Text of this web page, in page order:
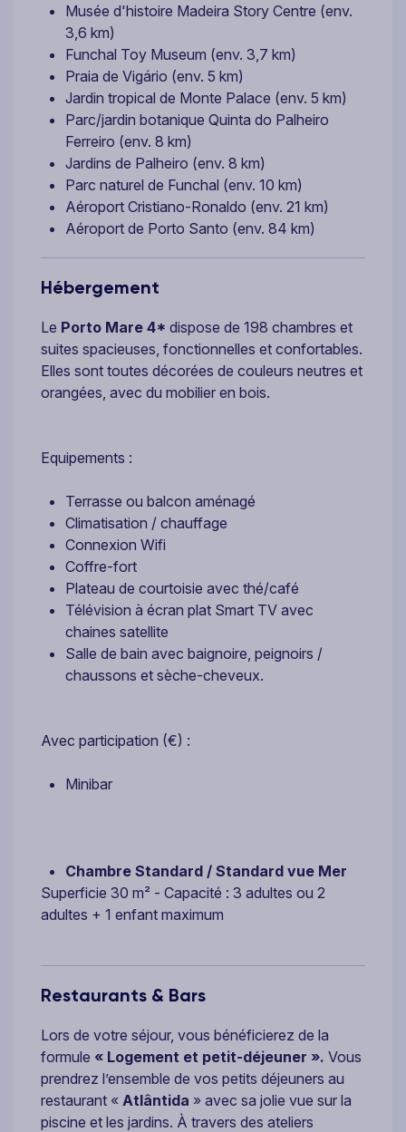
Musée d'histoire Madeira Story Centre (env.
3,6 km)
Funchal Toy Museum (env. 3,7 km)
Praia de Vigário (env. 5 km)
Jardin tropical de Monte Palace (env. 5 km)
Parc/jardin botanique Quinta do Palheiro
Ferreiro (env. 8 km)
Jardins de Palheiro (env. 8 km)
Parc naturel de Funchal (env. 10 km)
Aéroport Cristiano-Ronaldo (env. 21 km)
Aéroport de Porto Santo (env. 84 km)
Hébergement
Le Porto Mare 4* dispose de 198 chambres et
suites spacieuses, fonctionnelles et confortables.
Elles sont toutes décorées de couleurs neutres et
orangées, avec du mobilier en bois.
Equipements :
Terrasse ou balcon aménagé
Climatisation / chauffage
Connexion Wifi
Coffre-fort
Plateau de courtoisie avec thé/café
Télévision à écran plat Smart TV avec
chaines satellite
Salle de bain avec baignoire, peignoirs /
chaussons et sèche-cheveux.
Avec participation (€) :
Minibar
Chambre Standard / Standard vue Mer
Superficie 30 m² - Capacité : 3 adultes ou 2
adultes + 1 enfant maximum
Restaurants & Bars
Lors de votre séjour, vous bénéficierez de la
formule « Logement et petit-déjeuner ». Vous
prendrez l’ensemble de vos petits déjeuners au
restaurant « Atlântida » avec sa jolie vue sur la
piscine et les jardins. À travers des ateliers